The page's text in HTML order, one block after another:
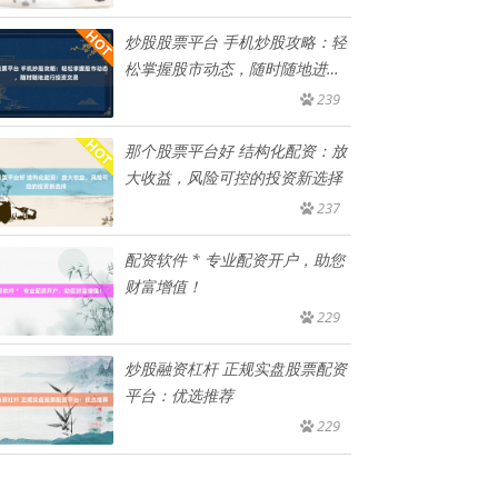
炒股股票平台 手机炒股攻略：轻
松掌握股市动态，随时随地进行
239
那个股票平台好 结构化配资：放
大收益，风险可控的投资新选择
237
配资软件 * 专业配资开户，助您
财富增值！
229
炒股融资杠杆 正规实盘股票配资
平台：优选推荐
229